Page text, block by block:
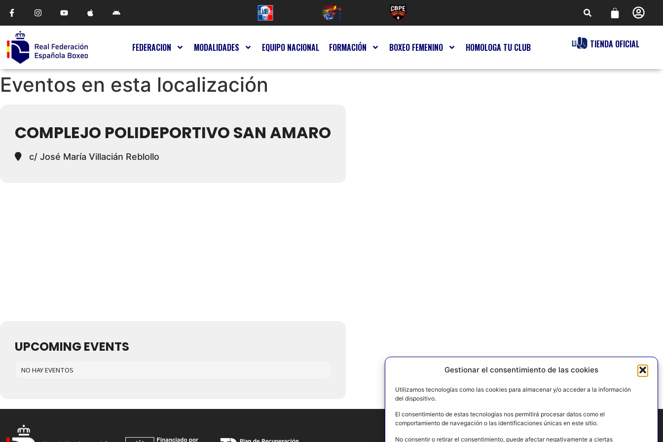
Gestionar el consentimiento de las cookies
Utilizamos tecnologías como las cookies para almacenar y/o acceder a la información
del dispositivo.
El consentimiento de estas tecnologías nos permitirá procesar datos como el
comportamiento de navegación o las identificaciones únicas en este sitio.
No consentir o retirar el consentimiento, puede afectar negativamente a ciertas
FEDERACION MODALIDADES EQUIPO NACIONAL FORMACIÓN BOXEO FEMENINO HOMOLOGA TU CLUB TIENDA OFICIAL
Eventos en esta localización
COMPLEJO POLIDEPORTIVO SAN AMARO
c/ José María Villacián Reblollo
UPCOMING EVENTS
NO HAY EVENTOS